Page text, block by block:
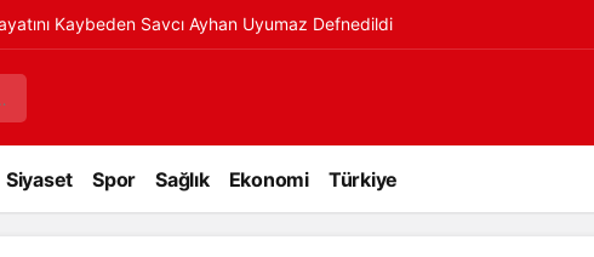
Kaybeden Savcı Ayhan Uyumaz Defnedildi
Siyaset Spor Sağlık Ekonomi Türkiye